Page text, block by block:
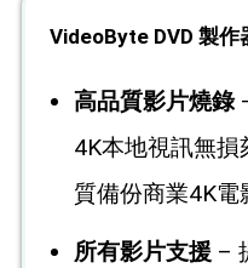
VideoByte DVD 製作
高品質影片燒錄
4K本地視訊無
質備份商業4K電
所有影片支援 –